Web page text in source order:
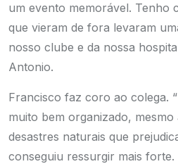
um evento memorável. Tenho
que vieram de fora levaram
nosso clube e da nossa
Antonio.
Francisco faz coro ao colega.
muito bem organizado,
desastres naturais que
conseguiu ressurgir mais forte.